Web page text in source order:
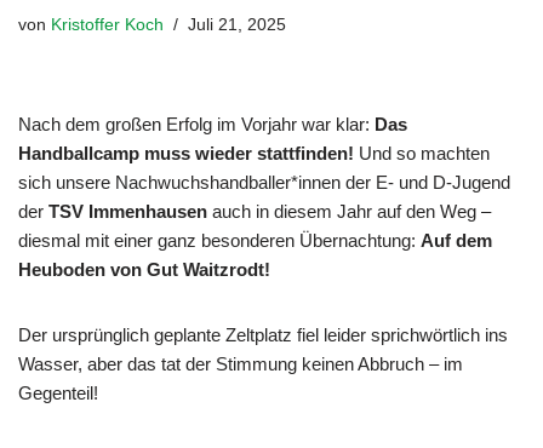
von Kristoffer Koch Juli 21, 2025
Nach dem großen Erfolg im Vorjahr war klar: Das
Handballcamp muss wieder stattfinden! Und so machten
sich unsere Nachwuchshandballer*innen der E- und D-Jugend
der TSV Immenhausen auch in diesem Jahr auf den Weg –
diesmal mit einer ganz besonderen Übernachtung: Auf dem
Heuboden von Gut Waitzrodt!
Der ursprünglich geplante Zeltplatz fiel leider sprichwörtlich ins
Wasser, aber das tat der Stimmung keinen Abbruch – im
Gegenteil!